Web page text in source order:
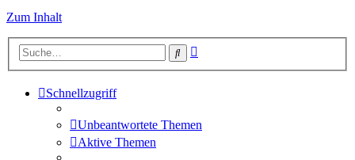
Zum Inhalt
Suche
Schnellzugriff
Unbeantwortete Themen
Aktive Themen